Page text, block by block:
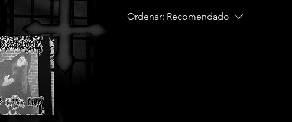
Ordenar: Recomendado